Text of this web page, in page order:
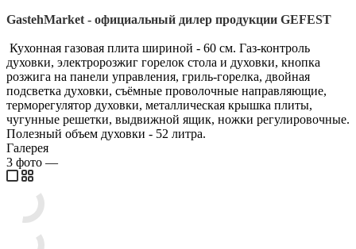
GastehMarket - официальный дилер продукции GEFEST
Кухонная газовая плита шириной - 60 см. Газ-контроль
духовки, электророзжиг горелок стола и духовки, кнопка
розжига на панели управления, гриль-горелка, двойная
подсветка духовки, съёмные проволочные направляющие,
терморегулятор духовки, металлическая крышка плиты,
чугунные решетки, выдвижной ящик, ножки регулировочные.
Полезный объем духовки - 52 литра.
Галерея
3 фото —